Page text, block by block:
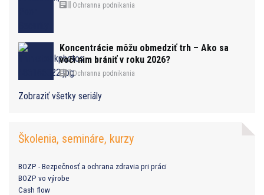
Ochranna podnikania
Koncentrácie môžu obmedziť trh – Ako sa
voči nim brániť v roku 2026?
Ochranna podnikania
Zobraziť všetky seriály
Školenia, semináre, kurzy
BOZP - Bezpečnosť a ochrana zdravia pri práci
BOZP vo výrobe
Cash flow